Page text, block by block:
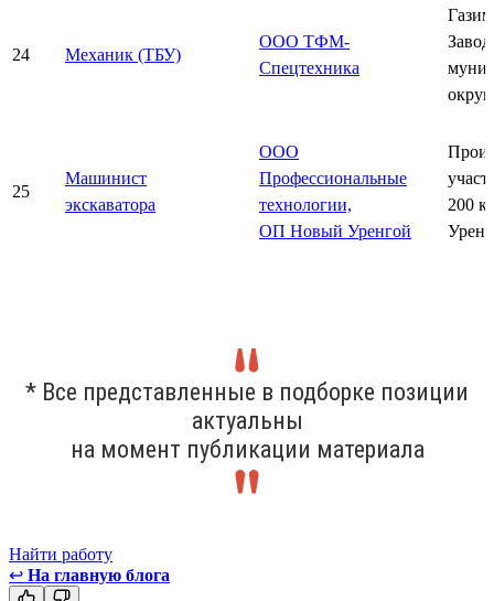
24 Механик (ТБУ)
ООО ТФМ-
Спецтехника
округ
25
Машинист
экскаватора
ООО
Профессиональные
технологии,
ОП Новый Уренгой
200
* Все представленные в подборке позиции
актуальны
на момент публикации материала
Найти работу
↩ На главную блога